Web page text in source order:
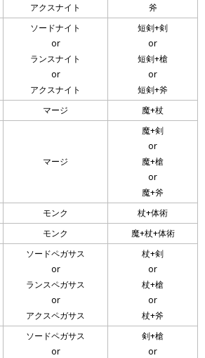
アクスナイト
斧
ソードナイト
or
ランスナイト
or
アクスナイト
短剣+剣
or
短剣+槍
or
短剣+斧
マージ 魔+杖
マージ
魔+剣
or
魔+槍
or
魔+斧
モンク
杖+体術
モンク 魔+杖+体術
ソードペガサス
or
ランスペガサス
or
アクスペガサス
杖+剣
or
杖+槍
or
杖+斧
ソードペガサス
or
剣+槍
or